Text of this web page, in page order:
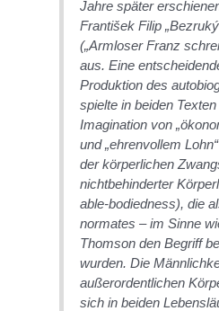
Jahre später
František Filip
(„Armloser Franz
aus. Eine
Produktion des
spielte in beiden
Imagination von
und „ehrenvollem
der körperlichen
nichtbehinderter
able-bodiedness), die
normates – im Sinne
Thomson den Begriff
wurden. Die
außerordentlichen
sich in beiden